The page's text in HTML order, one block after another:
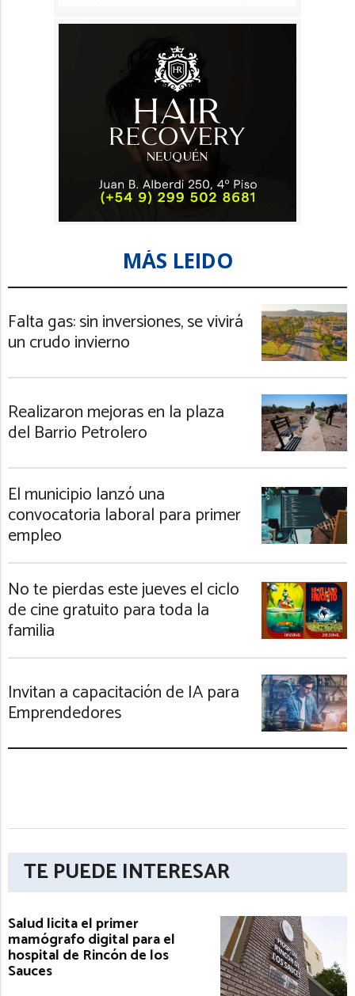
MÁS LEIDO
Falta gas: sin inversiones, se vivirá
un crudo invierno
Realizaron mejoras en la plaza
del Barrio Petrolero
El municipio lanzó una
convocatoria laboral para primer
empleo
No te pierdas este jueves el ciclo
de cine gratuito para toda la
familia
Invitan a capacitación de IA para
Emprendedores
TE PUEDE INTERESAR
Salud licita el primer
mamógrafo digital para el
hospital de Rincón de los
Sauces